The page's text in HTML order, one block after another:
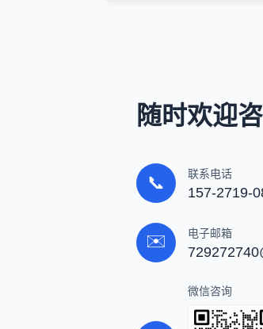
随时欢迎
📞 联系电话
157-2719-
✉️ 电子邮箱
微信咨询